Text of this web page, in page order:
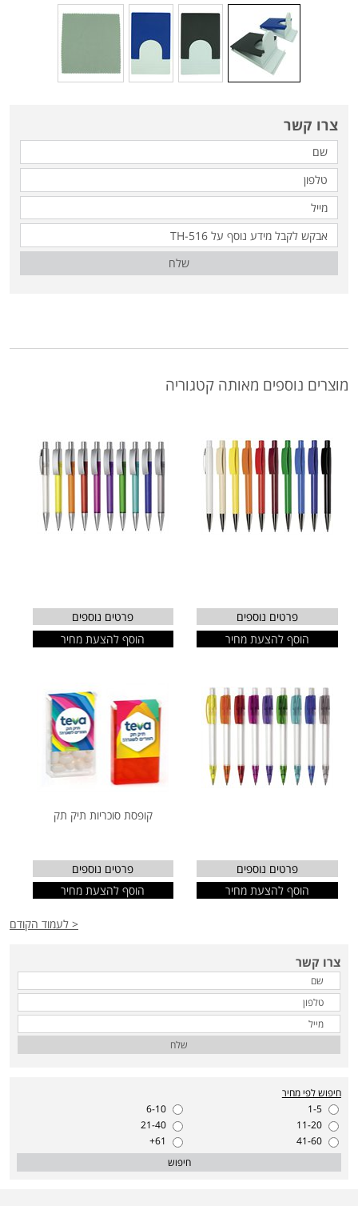
צרו קשר
שלח
מוצרים נוספים מאותה קטגוריה
פרטים נוספים
הוסף להצעת מחיר
פרטים נוספים
הוסף להצעת מחיר
פרטים נוספים
הוסף להצעת מחיר
קופסת סוכריות תיק תק
פרטים נוספים
הוסף להצעת מחיר
< לעמוד הקודם
צרו קשר
שלח
חיפוש לפי מחיר
1-5
6-10
11-20
21-40
41-60
61+
חיפוש